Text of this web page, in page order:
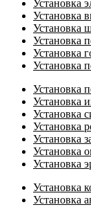
Установка
Установка
Установка
Установка
Установка
Установка
Установка
Установка
Установка
Установка
Установка
Установка
Установка
Установка
Установка